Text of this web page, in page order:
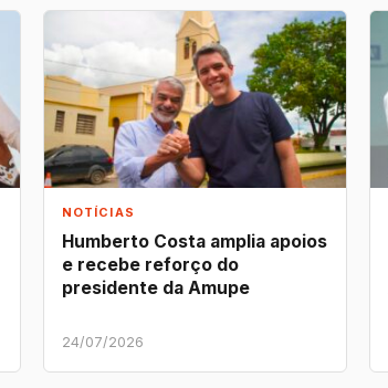
NOTÍCIAS
Humberto Costa amplia apoios
e recebe reforço do
presidente da Amupe
24/07/2026